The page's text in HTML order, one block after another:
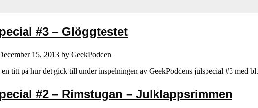
#3 – Glöggtestet
15, 2013 by GeekPodden
en titt på hur det gick till under inspelningen av GeekPoddens julspecial #3 med
#2 – Rimstugan – Julklappsrimmen